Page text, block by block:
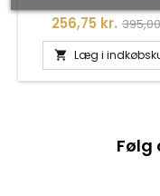
Pris
256,75 kr.
 Læg i
Følg